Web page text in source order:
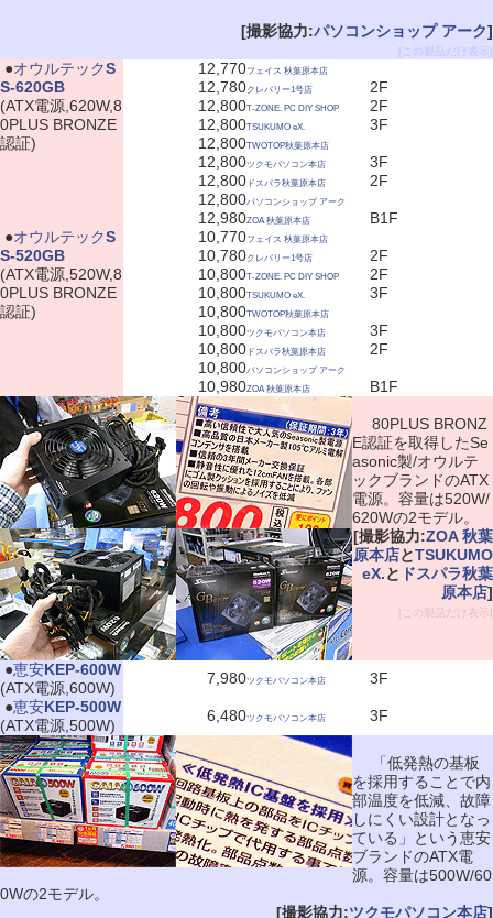
[撮影協力:パソコンショップ アーク]
[この製品だけ表示]
●オウルテックS
S-620GB
(ATX電源,620W,8
0PLUS BRONZE
認証)
12,770フェイス 秋葉原本店
12,780クレバリー1号店
2F
12,800T-ZONE. PC DIY SHOP
2F
12,800TSUKUMO eX.
3F
12,800TWOTOP秋葉原本店
12,800ツクモパソコン本店
3F
12,800 ドスパラ秋葉原本店
2F
12,800パソコンショップ アーク
12,980ZOA 秋葉原本店
B1F
●オウルテックS
S-520GB
(ATX電源,520W,8
0PLUS BRONZE
認証)
10,770フェイス 秋葉原本店
10,780クレバリー1号店
2F
10,800T-ZONE. PC DIY SHOP
2F
10,800TSUKUMO eX.
3F
10,800TWOTOP秋葉原本店
10,800ツクモパソコン本店
3F
10,800 ドスパラ秋葉原本店
2F
10,800パソコンショップ アーク
10,980ZOA 秋葉原本店 B1F
80PLUS BRONZ
E認証を取得したSe
asonic製/オウルテ
ックブランドのATX
電源。容量は520W/
620Wの2モデル。
[撮影協力:ZOA 秋葉
原本店とTSUKUMO
eX.と ドスパラ秋葉
原本店]
[この製品だけ表示]
●恵安KEP-600W
(ATX電源,600W)
7,980ツクモパソコン本店
3F
●恵安KEP-500W
(ATX電源,500W)
6,480ツクモパソコン本店 3F
「低発熱の基板
を採用することで内
部温度を低減、故障
しにくい設計となっ
ている」という恵安
ブランドのATX電
源。容量は500W/60
0Wの2モデル。
[撮影協力:ツクモパソコン本店]